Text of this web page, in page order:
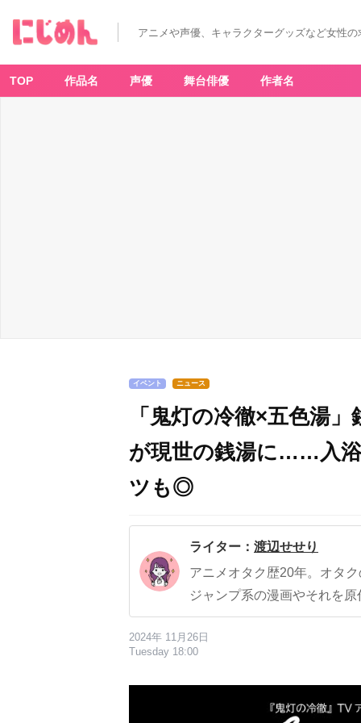
アニメや声優、キャラクターグッズなど女性
TOP 作品名 声優 舞台俳優 作者名
イベント ニュース
「鬼灯の冷徹×五色湯
が現世の銭湯に……入
ツも◎
ライター： 渡辺せせり
アニメオタク歴20年。オタ
ジャンプ系の漫画やそれを
2024年 11月26日
Tuesday 18:00